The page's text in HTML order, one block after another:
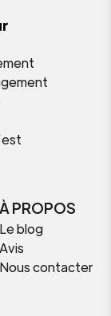
À PROPOS
Le blog
Avis
Nous contacter